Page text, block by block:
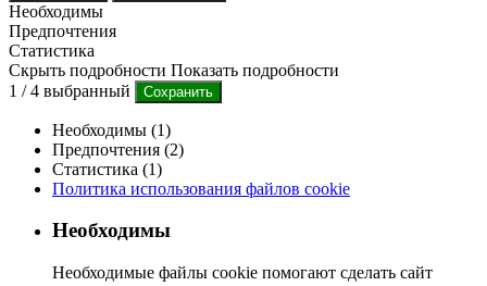
Необходимы
Предпочтения
Статистика
Скрыть подробности Показать подробности
1 /4 выбранный Сохранить
Необходимы (1)
Предпочтения (2)
Статистика (1)
Политика использования файлов cookie
Необходимы
Необходимые файлы cookie помогают сделать сайт